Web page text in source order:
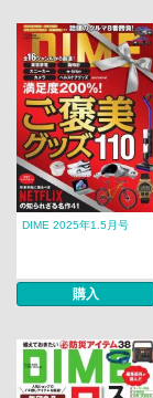
DIME 2025年1.5月号
購入